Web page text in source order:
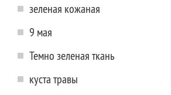
зеленая кожаная
9 мая
Темно зеленая ткань
куста травы